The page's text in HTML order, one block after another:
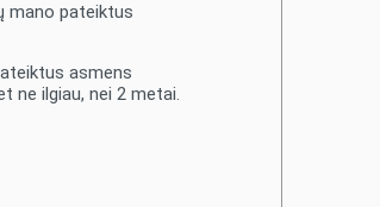
mano pateiktus
asmens
ne ilgiau, nei 2 metai.